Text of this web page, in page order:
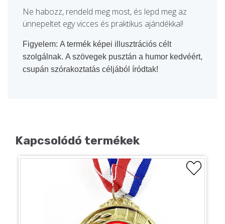
Ne habozz, rendeld meg most, és lepd meg az
ünnepeltet egy vicces és praktikus ajándékkal!
Figyelem: A termék képei illusztrációs célt
szolgálnak. A szövegek pusztán a humor kedvéért,
csupán szórakoztatás céljából íródtak!
Kapcsolódó termékek